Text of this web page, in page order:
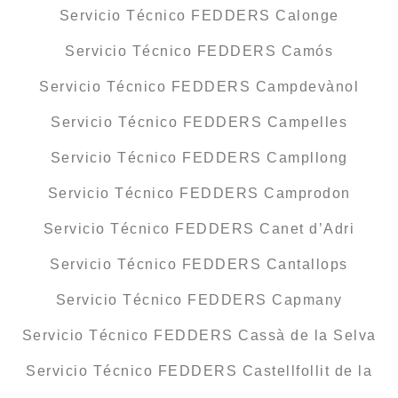
Servicio Técnico FEDDERS Calonge
Servicio Técnico FEDDERS Camós
Servicio Técnico FEDDERS Campdevànol
Servicio Técnico FEDDERS Campelles
Servicio Técnico FEDDERS Campllong
Servicio Técnico FEDDERS Camprodon
Servicio Técnico FEDDERS Canet d’Adri
Servicio Técnico FEDDERS Cantallops
Servicio Técnico FEDDERS Capmany
Servicio Técnico FEDDERS Cassà de la Selva
Servicio Técnico FEDDERS Castellfollit de la